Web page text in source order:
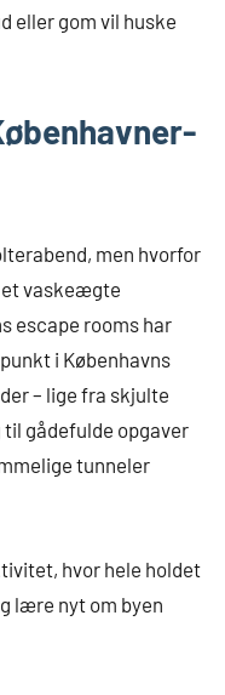
eller gom vil huske
men hvorfor
vaskeægte
escape rooms har
i Københavns
– lige fra skjulte
gådefulde opgaver
tunneler
hvor hele holdet
lære nyt om byen